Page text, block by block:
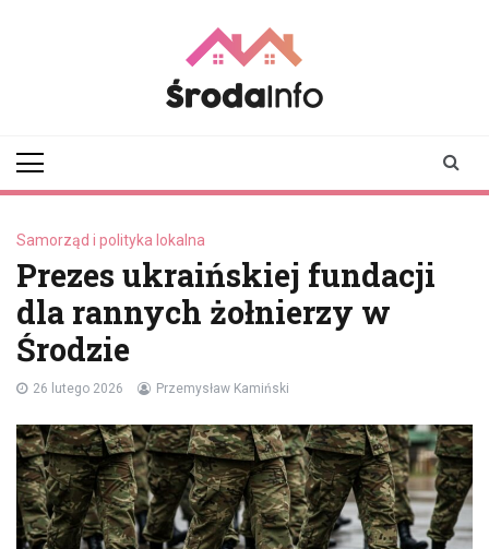
Samorząd i polityka lokalna
Prezes ukraińskiej fundacji
dla rannych żołnierzy w
Środzie
26 lutego 2026 Przemysław Kamiński